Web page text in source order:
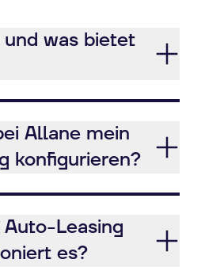
was bietet
Allane mein
konfigurieren?
Leasing
es?